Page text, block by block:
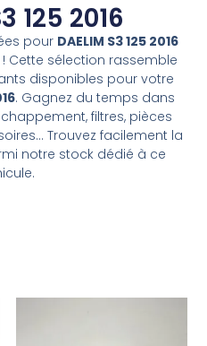
125 2016
pour DAELIM S3 125 2016
Cette sélection rassemble
disponibles pour votre
. Gagnez du temps dans
filtres, pièces
Trouvez facilement la
notre stock dédié à ce